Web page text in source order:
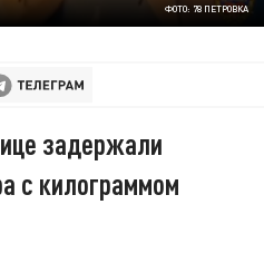
ФОТО: 78 ПЕТРОВКА
задержали
с килограммом